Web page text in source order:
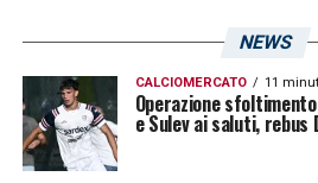
NEWS
CALCIOMERCATO 11
Operazione
e Sulev ai saluti, rebus